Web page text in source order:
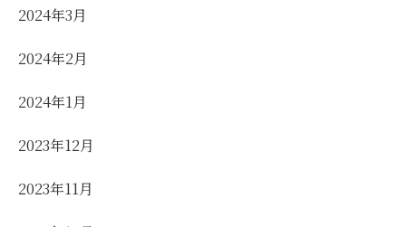
2024年3月
2024年2月
2024年1月
2023年12月
2023年11月